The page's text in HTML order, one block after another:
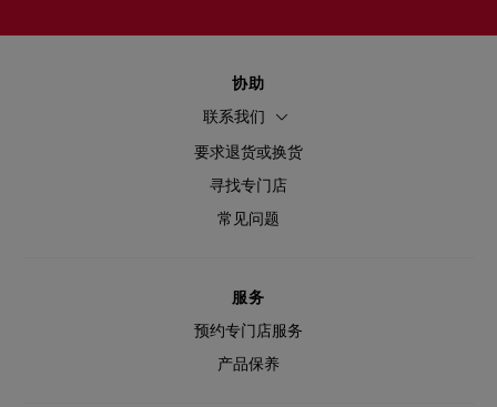
协助
联系我们
要求退货或换货
寻找专门店
常见问题
服务
预约专门店服务
产品保养